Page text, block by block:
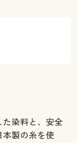
染料と、安全
製の糸を使